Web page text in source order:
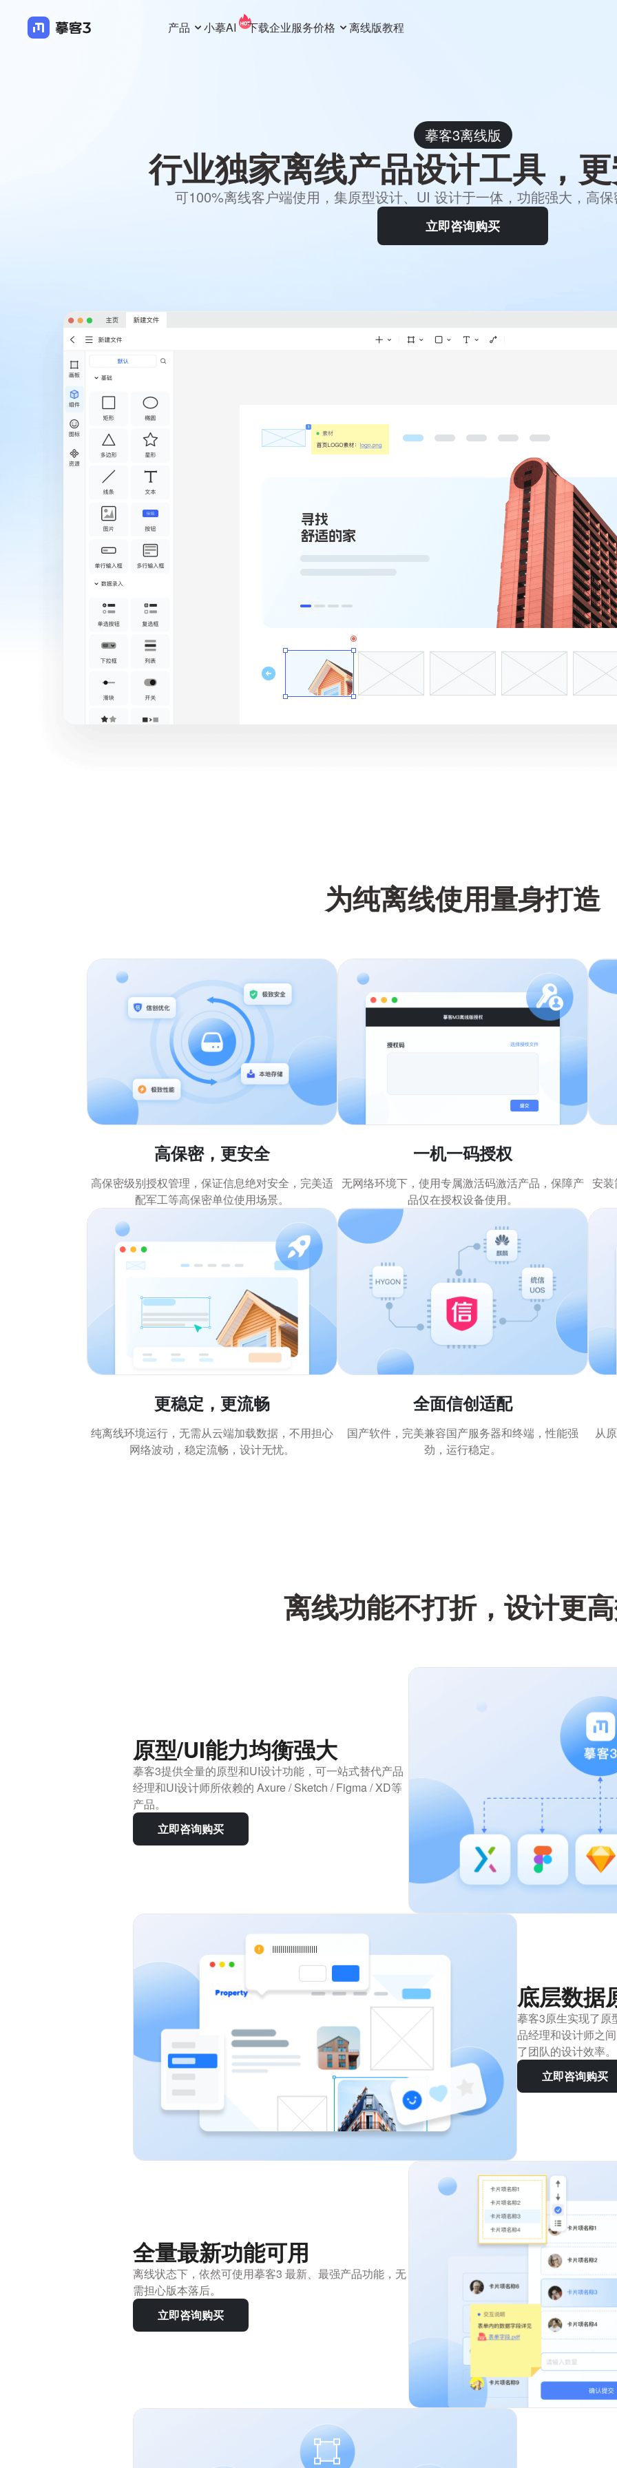
产品 小摹AI 下载企业服务价格 离线版教程
摹客3离线版
行业独家离线产品设计工具，
可100%离线客户端使用，集原型设计、UI 设计于一体，功能强大，高
立即咨询购买
为纯离线使用量身打造
高保密，更安全
高保密级别授权管理，保证信息绝对安全，完美适
配军工等高保密单位使用场景。
一机一码授权
无网络环境下，使用专属激活码激活产品，保障产
品仅在授权设备使用。
安
更稳定，更流畅
纯离线环境运行，无需从云端加载数据，不用担心
网络波动，稳定流畅，设计无忧。
全面信创适配
国产软件，完美兼容国产服务器和终端，性能强
劲，运行稳定。
从
离线功能不打折，设计更
原型/UI能力均衡强大
摹客3提供全量的原型和UI设计功能，可一站式替代产品
经理和UI设计师所依赖的 Axure / Sketch / Figma / XD等
产品。
立即咨询购买
底层数据
摹客3原生实现了原
品经理和设计师之
了团队的设计效率。
立即咨询购买
全量最新功能可用
离线状态下，依然可使用摹客3 最新、最强产品功能，无
需担心版本落后。
立即咨询购买